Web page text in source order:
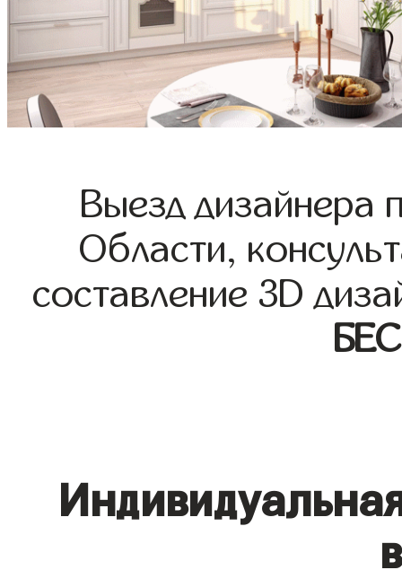
Выезд дизайнера
Области,
составление 3D